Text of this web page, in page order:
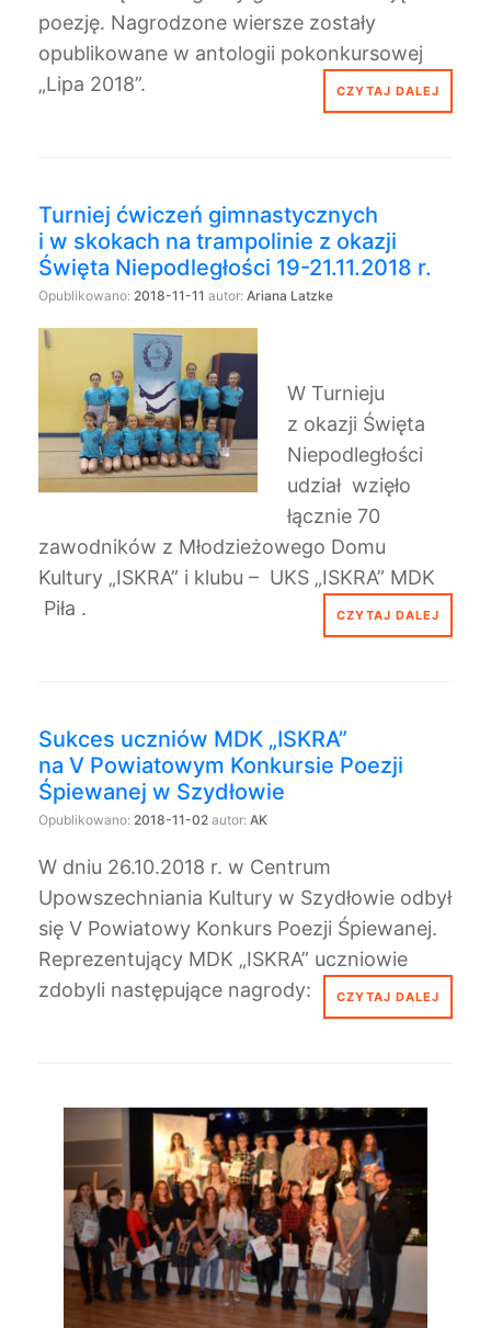
poezję. Nagrodzone wiersze zostały
opublikowane w antologii pokonkursowej
„Lipa 2018”.
CZYTAJ DALEJ
Turniej ćwiczeń gimnastycznych
i w skokach na trampolinie z okazji
Święta Niepodległości 19-21.11.2018 r.
Opublikowano: 2018-11-11 autor: Ariana Latzke
W Turnieju
z okazji Święta
Niepodległości
udział wzięło
łącznie 70
zawodników z Młodzieżowego Domu
Kultury „ISKRA” i klubu – UKS „ISKRA” MDK
Piła .
CZYTAJ DALEJ
Sukces uczniów MDK „ISKRA”
na V Powiatowym Konkursie Poezji
Śpiewanej w Szydłowie
Opublikowano: 2018-11-02 autor: AK
W dniu 26.10.2018 r. w Centrum
Upowszechniania Kultury w Szydłowie odbył
się V Powiatowy Konkurs Poezji Śpiewanej.
Reprezentujący MDK „ISKRA” uczniowie
zdobyli następujące nagrody:
CZYTAJ DALEJ